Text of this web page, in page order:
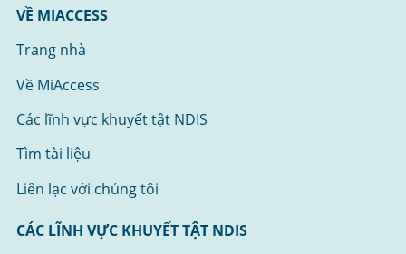
VỀ MIACCESS
Trang nhà
Về MiAccess
Các lĩnh vực khuyết tật NDIS
Tìm tài liệu
Liên lạc với chúng tôi
CÁC LĨNH VỰC KHUYẾT TẬT NDIS